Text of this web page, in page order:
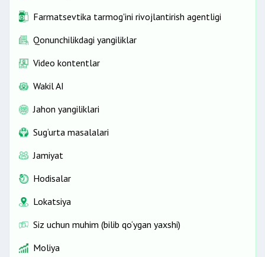
Farmatsevtika tarmog'ini rivojlantirish agentligi
Qonunchilikdagi yangiliklar
Video kontentlar
Wakil AI
Jahon yangiliklari
Sug‘urta masalalari
Jamiyat
Hodisalar
Lokatsiya
Siz uchun muhim (bilib qo‘ygan yaxshi)
Moliya